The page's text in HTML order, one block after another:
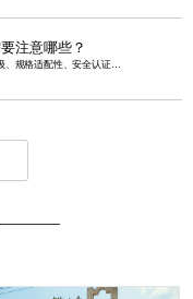
注意哪些？
选择电表箱需重点关注材质耐用性、防护等级、规格适配性、安全认证、安装便捷性这五点......